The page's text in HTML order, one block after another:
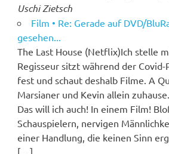
Uschi Zietsch
Film • Re: Gerade auf DVD/
gesehen...
The Last House (Netflix)Ich stelle
Regisseur sitzt während der Covid-
fest und schaut deshalb Filme. A
Marsianer und Kevin allein
Das will ich auch! In einem Film!
Schauspielern, nervigen
einer Handlung, die keinen Sinn
[…]